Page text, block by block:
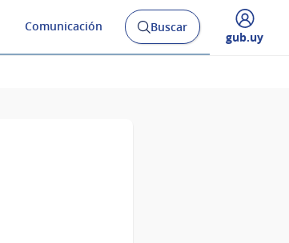
Comunicación
Abrir
buscador
Buscar
Desplegar
gub.uy